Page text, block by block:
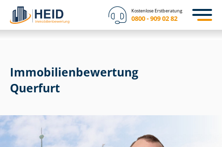
Kostenlose Erstberatung
0800 - 909 02 82
Immobilien­bewertung
Querfurt